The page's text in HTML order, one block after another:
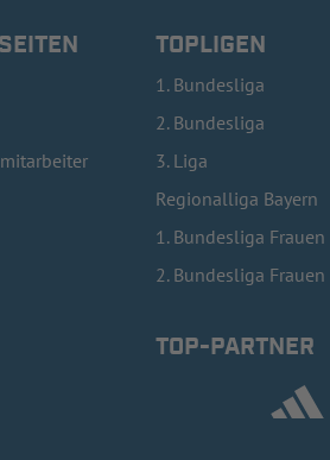
TOPLIGEN
1. Bundesliga
2. Bundesliga
3. Liga
Regionalliga Bayern
1. Bundesliga Frauen
2. Bundesliga Frauen
TOP-PARTNER